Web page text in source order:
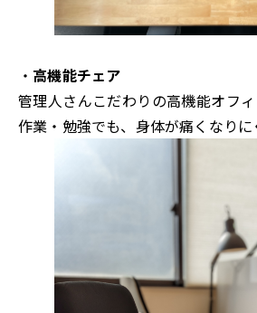
・ 高機能チェア
管理人さんこだわりの高機能オフ
作業・勉強でも、身体が痛くなりに